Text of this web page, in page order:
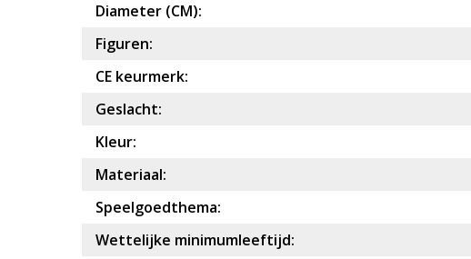
Diameter (CM):
Figuren:
CE keurmerk:
Geslacht:
Kleur:
Materiaal:
Speelgoedthema:
Wettelijke minimumleeftijd: